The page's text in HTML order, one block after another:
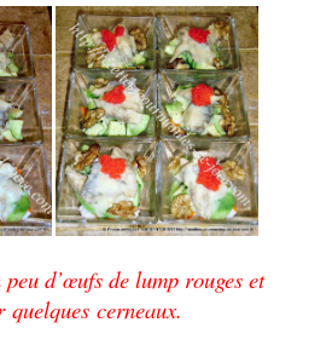
d’œufs de lump rouges et
quelques cerneaux.